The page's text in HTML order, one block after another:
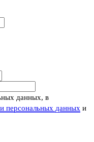
данных, в
персональных данных и